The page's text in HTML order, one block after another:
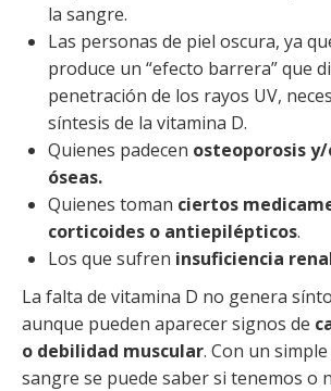
la sangre.
Las personas de piel oscura, ya
produce un “efecto barrera” que
penetración de los rayos UV,
síntesis de la vitamina D.
Quienes padecen osteoporosis
óseas.
Quienes toman ciertos
corticoides o antiepilépticos.
Los que sufren insuficiencia
La falta de vitamina D no genera
aunque pueden aparecer signos de
o debilidad muscular. Con un
sangre se puede saber si tenemos o